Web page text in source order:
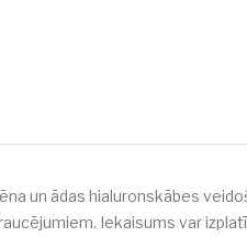
un ādas hialuronskābes
Iekaisums var